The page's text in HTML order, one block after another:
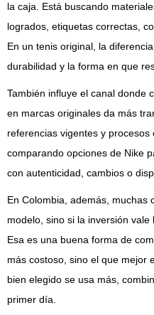
la caja. Está buscando
logrados, etiquetas correctas,
En un tenis original, la
durabilidad y la forma en que
También influye el canal donde
en marcas originales da más
referencias vigentes y
comparando opciones de Nike
con autenticidad, cambios o
En Colombia, además, muchas
modelo, sino si la inversión
Esa es una buena forma de
más costoso, sino el que mejor
bien elegido se usa más,
primer día.